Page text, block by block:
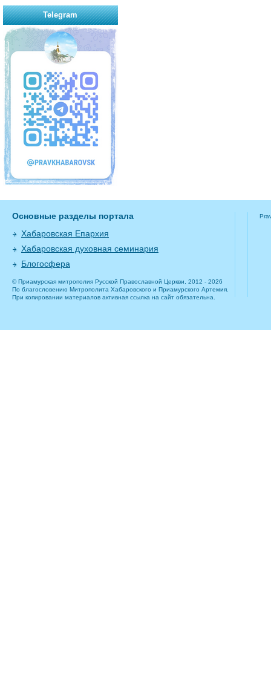
Telegram
Основные разделы портала
Хабаровская Епархия
Хабаровская духовная семинария
Блогосфера
© Приамурская митрополия Русской Православной Церкви, 2012 - 2026
По благословению Митрополита Хабаровского и Приамурского Артемия.
При копировании материалов активная ссылка на сайт обязательна.